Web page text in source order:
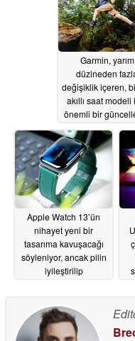
Garmin, yarım
düzineden
değişiklik içeren,
akıllı saat modeli
önemli bir
07/02/
Apple Watch 13’ün
nihayet yeni bir
tasarıma kavuşacağı
söyleniyor, ancak pilin
iyileştirilip